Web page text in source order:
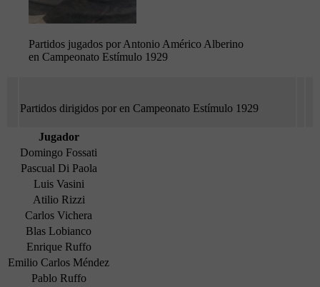
Partidos jugados por Antonio Américo Alberino
en Campeonato Estímulo 1929
Partidos dirigidos por en Campeonato Estímulo 1929
Jugador
Domingo Fossati
Pascual Di Paola
Luis Vasini
Atilio Rizzi
Carlos Vichera
Blas Lobianco
Enrique Ruffo
Emilio Carlos Méndez
Pablo Ruffo